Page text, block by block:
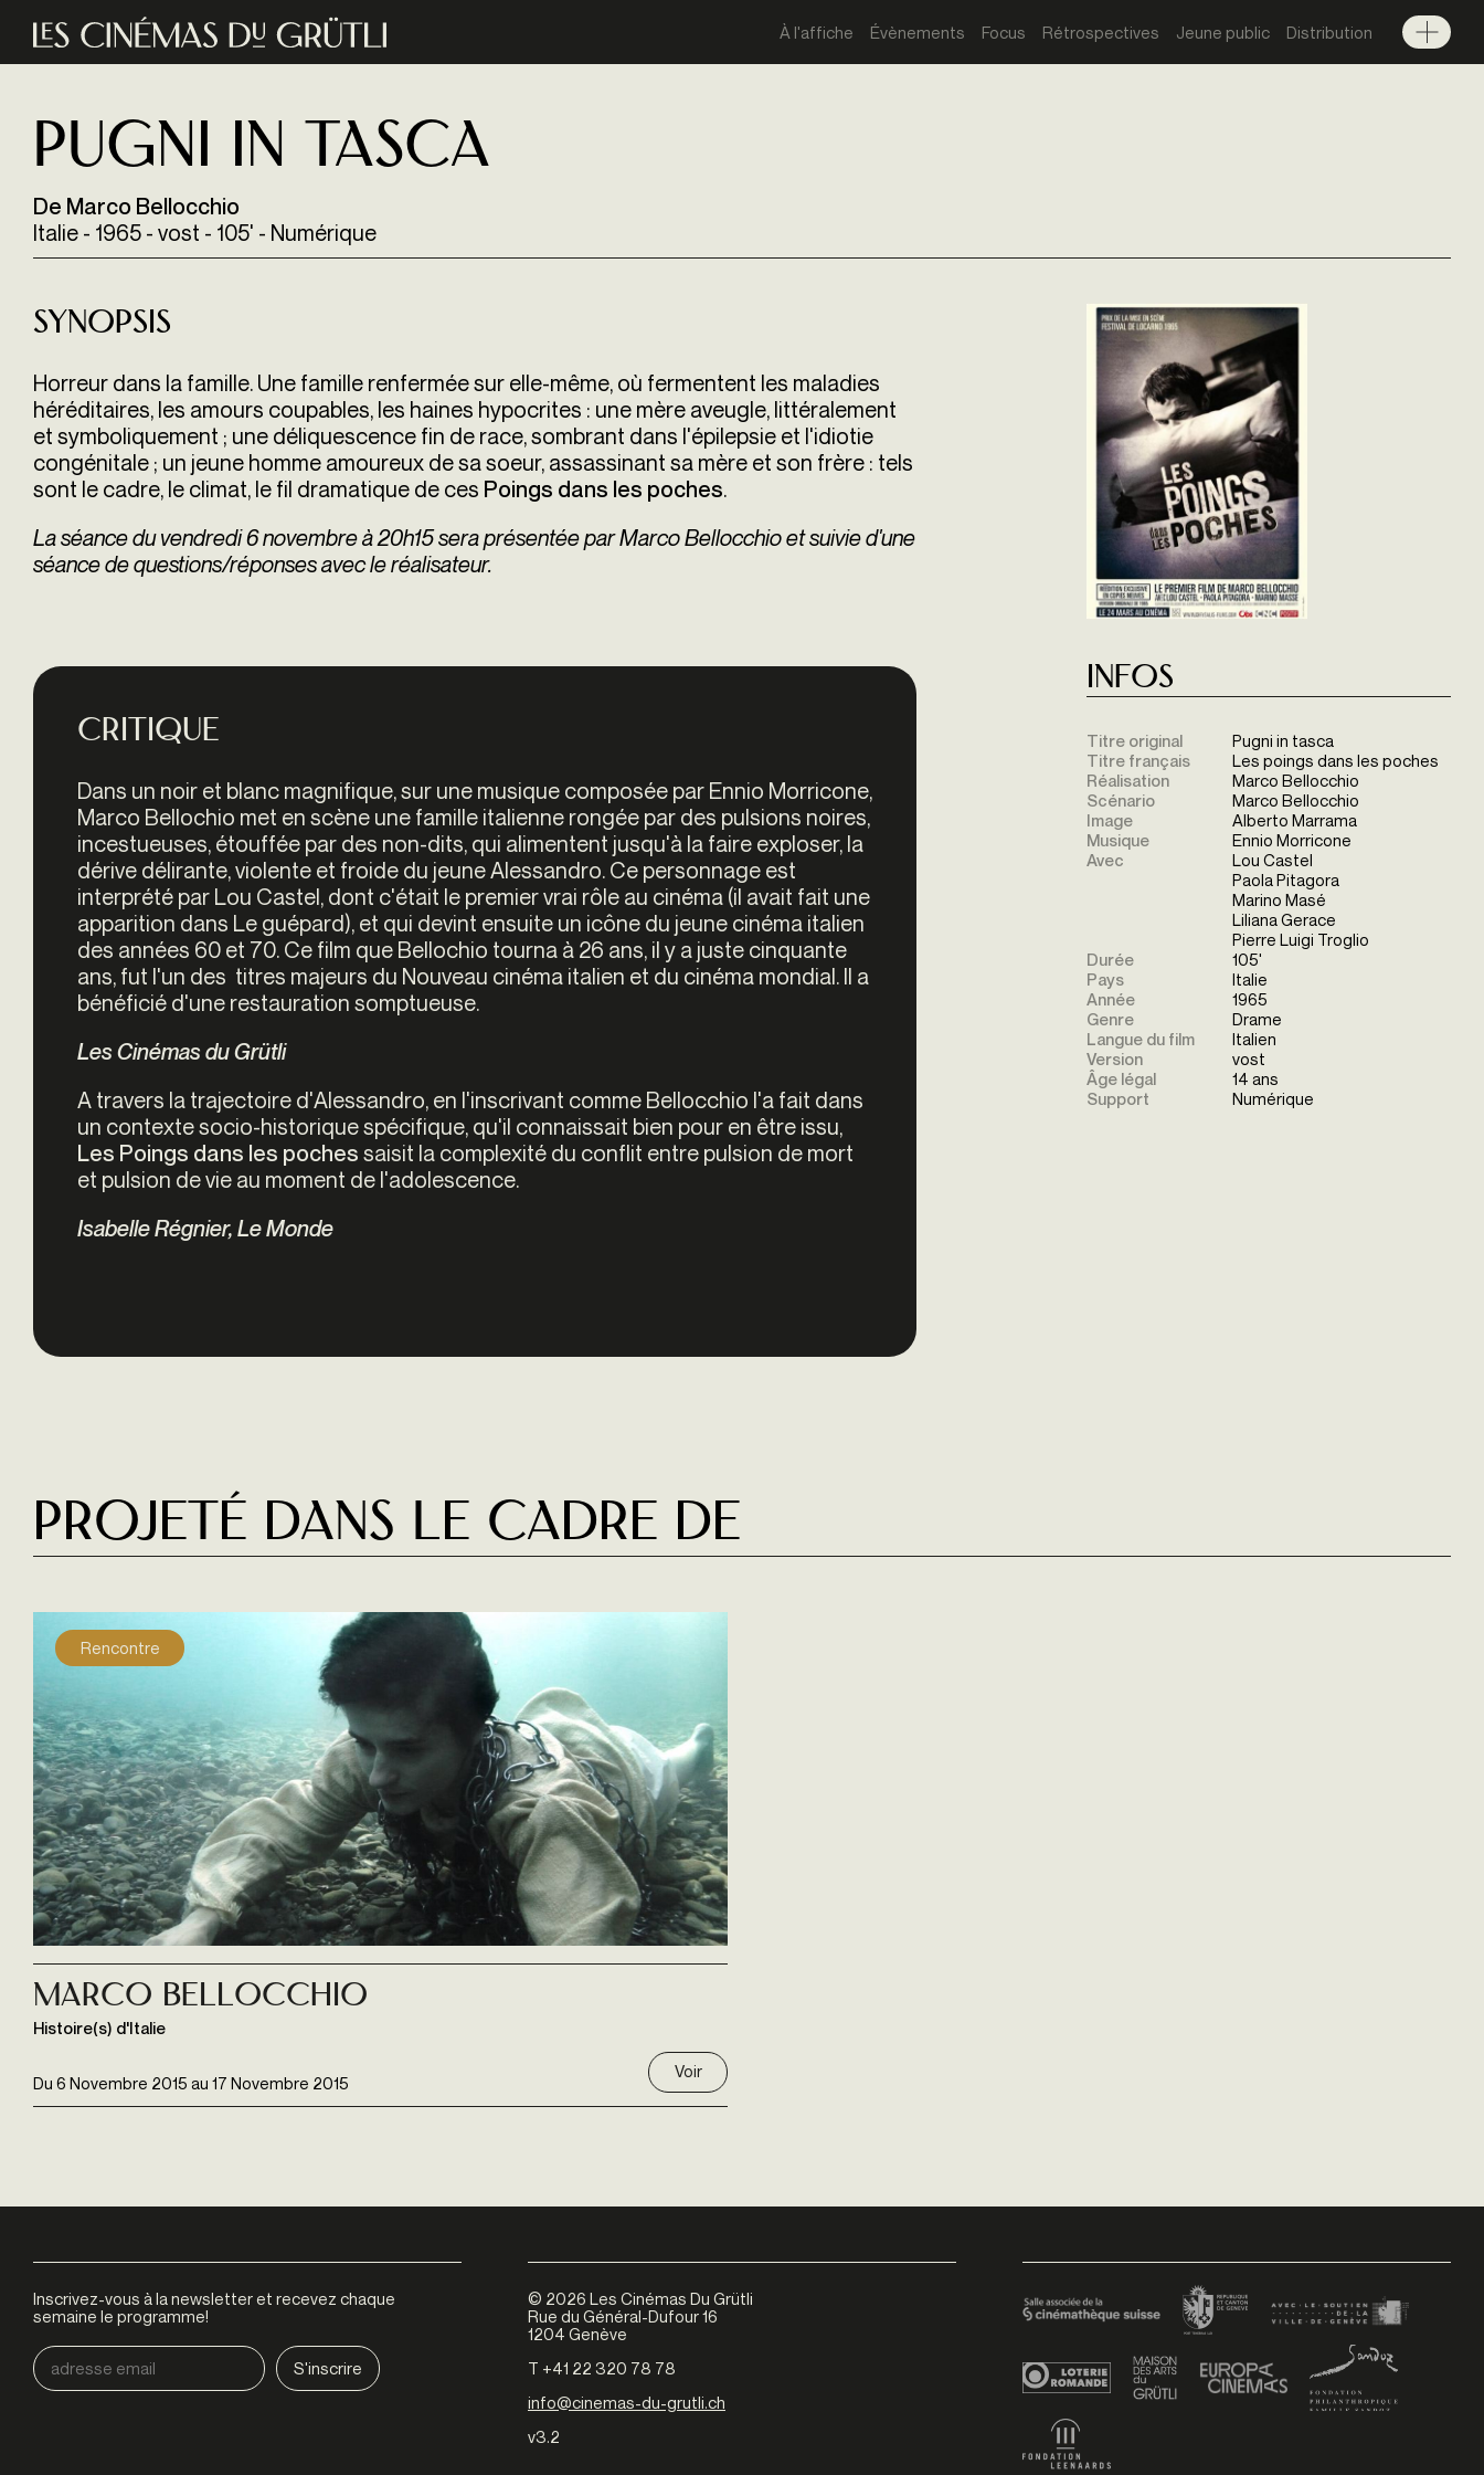
Aller au contenu principal
À l'affiche Évènements Focus Rétrospectives Jeune public Distribution
Menu
Pugni in tasca
De Marco Bellocchio
Italie - 1965 - vost - 105' - Numérique
Synopsis
Horreur dans la famille. Une famille renfermée sur elle-même, où fermentent les maladies
héréditaires, les amours coupables, les haines hypocrites : une mère aveugle, littéralement
et symboliquement ; une déliquescence fin de race, sombrant dans l'épilepsie et l'idiotie
congénitale ; un jeune homme amoureux de sa soeur, assassinant sa mère et son frère : tels
sont le cadre, le climat, le fil dramatique de ces Poings dans les poches.
La séance du vendredi 6 novembre à 20h15 sera présentée par Marco Bellocchio et suivie d'une
séance de questions/réponses avec le réalisateur.
Critique
Dans un noir et blanc magnifique, sur une musique composée par Ennio Morricone,
Marco Bellochio met en scène une famille italienne rongée par des pulsions noires,
incestueuses, étouffée par des non-dits, qui alimentent jusqu'à la faire exploser, la
dérive délirante, violente et froide du jeune Alessandro. Ce personnage est
interprété par Lou Castel, dont c'était le premier vrai rôle au cinéma (il avait fait une
apparition dans Le guépard), et qui devint ensuite un icône du jeune cinéma italien
des années 60 et 70. Ce film que Bellochio tourna à 26 ans, il y a juste cinquante
ans, fut l'un des titres majeurs du Nouveau cinéma italien et du cinéma mondial. Il a
bénéficié d'une restauration somptueuse.
Les Cinémas du Grütli
A travers la trajectoire d'Alessandro, en l'inscrivant comme Bellocchio l'a fait dans
un contexte socio-historique spécifique, qu'il connaissait bien pour en être issu,
Les Poings dans Ies poches saisit la complexité du conflit entre pulsion de mort
et pulsion de vie au moment de I'adolescence.
Isabelle Régnier, Le Monde
Infos
Titre original
Pugni in tasca
Titre français
Les poings dans les poches
Réalisation
Marco Bellocchio
Scénario
Marco Bellocchio
Image
Alberto Marrama
Musique
Ennio Morricone
Avec
Lou Castel
Paola Pitagora
Marino Masé
Liliana Gerace
Pierre Luigi Troglio
Durée
105'
Pays
Italie
Année
1965
Genre
Drame
Langue du film
Italien
Version
vost
Âge légal
14 ans
Support
Numérique
Projeté dans le cadre de
Rencontre
Du 6 Novembre 2015 au 17 Novembre 2015
Marco Bellocchio
Histoire(s) d'Italie
Voir
Inscrivez-vous à la newsletter et recevez chaque
semaine le programme!
© 2026 Les Cinémas Du Grütli
Rue du Général-Dufour 16
1204 Genève
T +41 22 320 78 78
info@cinemas-du-grutli.ch
v3.2